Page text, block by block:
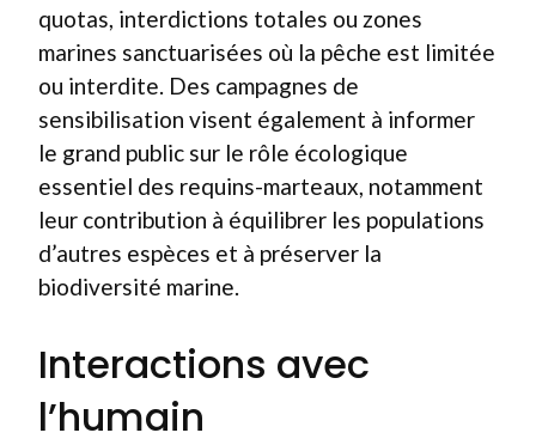
quotas, interdictions totales ou zones
marines sanctuarisées où la pêche est limitée
ou interdite. Des campagnes de
sensibilisation visent également à informer
le grand public sur le rôle écologique
essentiel des requins-marteaux, notamment
leur contribution à équilibrer les populations
d’autres espèces et à préserver la
biodiversité marine.
Interactions avec
l’humain